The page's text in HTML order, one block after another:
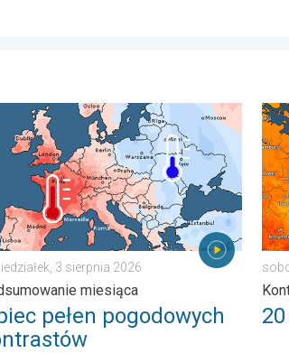
stopni. . . wtorek, 4 sierpnia 2026
pełen pogodowych kontrastów.
3 sierpnia 2026
miesiąca
pełen pogodowych
20